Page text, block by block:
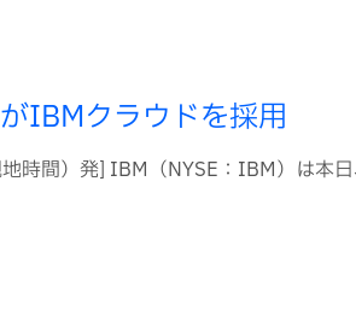
IBMクラウドを採用
時間）発] IBM（NYSE：IBM）は本日